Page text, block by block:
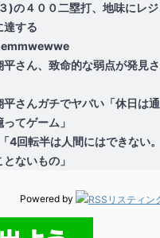
)の４００二塁打、地味にレジ
達する
平さん、致命的な弱点が発見さ
平さんガチでヤバい「休日は通
てゲーム」
4回転半は人間にはできない。
ないもの」
Powered by